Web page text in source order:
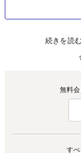
続きを読
無料
す